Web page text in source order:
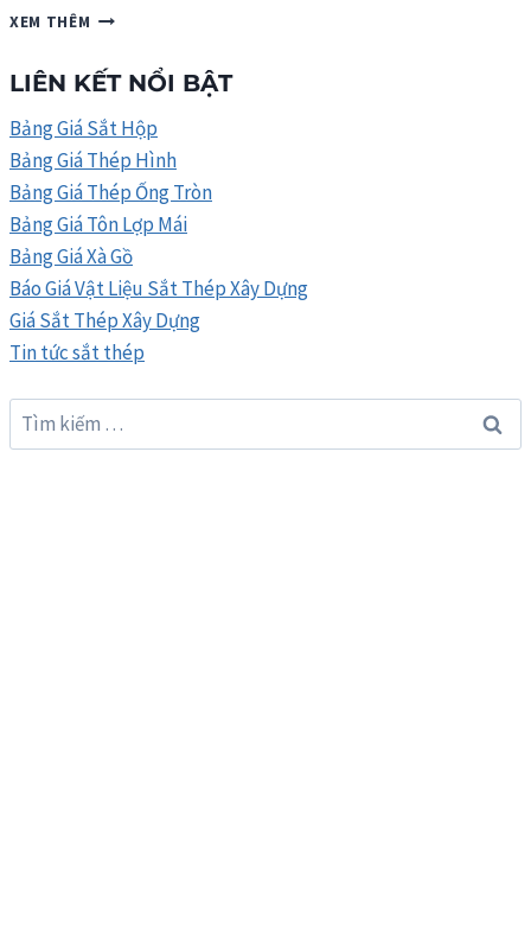
XEM THÊM BẢNG
THÉP
VIỆT
NHẬT
03/2026
LIÊN KẾT NỔI BẬT
Bảng Giá Sắt Hộp
Bảng Giá Thép Hình
Bảng Giá Thép Ống Tròn
Bảng Giá Tôn Lợp Mái
Bảng Giá Xà Gồ
Báo Giá Vật Liệu Sắt Thép Xây Dựng
Giá Sắt Thép Xây Dựng
Tin tức sắt thép
Tìm
kiếm